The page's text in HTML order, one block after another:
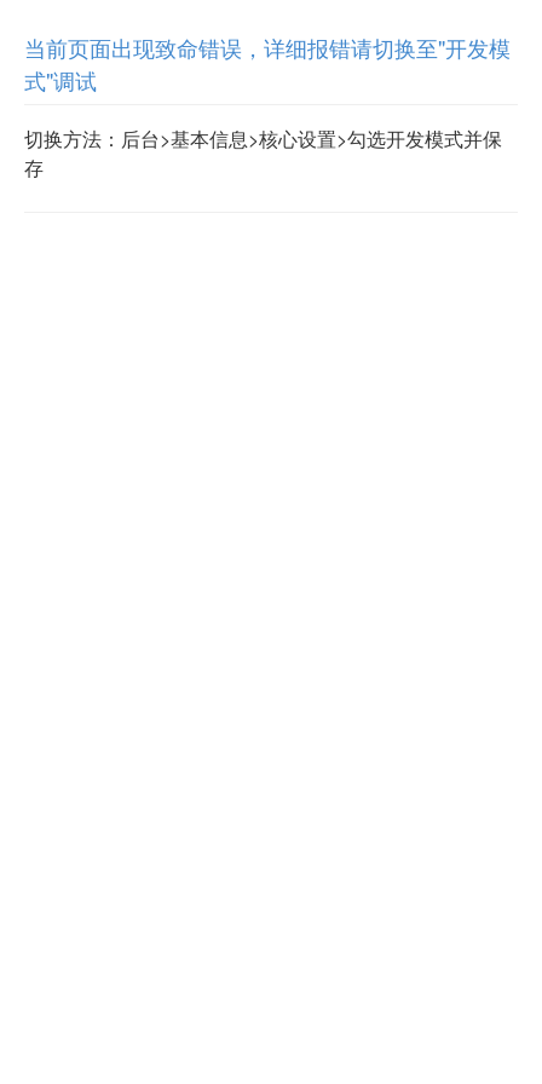
当前页面出现致命错误，详细报错请切换至"开发模
式"调试
切换方法：后台>基本信息>核心设置>勾选开发模式并保
存